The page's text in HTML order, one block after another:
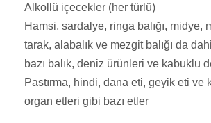
Alkollü içecekler (her türlü)
Hamsi, sardalye, ringa balığı, midye,
tarak, alabalık ve mezgit balığı da
bazı balık, deniz ürünleri ve kabuklu
Pastırma, hindi, dana eti, geyik eti ve
organ etleri gibi bazı etler